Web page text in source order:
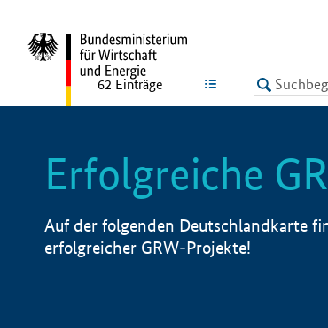
LISTE
62 Einträge
Erfolgreiche
Auf der folgenden Deutschlandkarte
erfolgreicher GRW-Projekte!